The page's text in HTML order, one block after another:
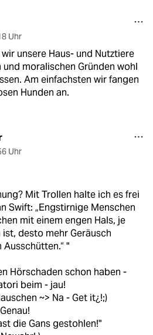
Uhr
unsere Haus- und Nutztiere
und moralischen Gründen wohl
Am einfachsten wir fangen
Hunden an.
Uhr
Mit Trollen halte ich es frei
Swift: „Engstirnige Menschen
mit einem engen Hals, je
desto mehr Geräusch
"
Hörschaden schon haben -
beim - jau!
~> Na - Get it¿!;)
die Gans gestohlen!"